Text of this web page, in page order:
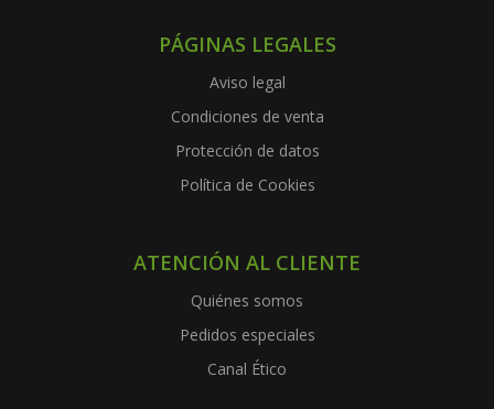
PÁGINAS LEGALES
Aviso legal
Condiciones de venta
Protección de datos
Política de Cookies
ATENCIÓN AL CLIENTE
Quiénes somos
Pedidos especiales
Canal Ético